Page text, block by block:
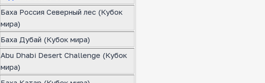
Баха Россия Северный лес (Кубок
мира)
Баха Дубай (Кубок мира)
Abu Dhabi Desert Challenge (Кубок
мира)